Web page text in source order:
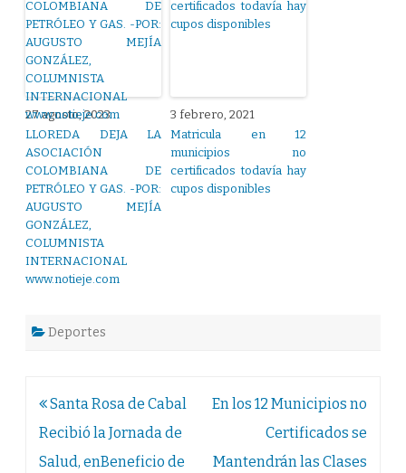
27 agosto, 2023
LLOREDA DEJA LA
ASOCIACIÓN
COLOMBIANA DE
PETRÓLEO Y GAS. -POR:
AUGUSTO MEJÍA
GONZÁLEZ,
COLUMNISTA
INTERNACIONAL
www.notieje.com
3 febrero, 2021
Matricula en 12
municipios no
certificados todavía hay
cupos disponibles
Deportes
Navegación
de
entradas
Santa Rosa de Cabal
Recibió la Jornada de
Salud, enBeneficio de
En los 12 Municipios no
Certificados se
Mantendrán las Clases